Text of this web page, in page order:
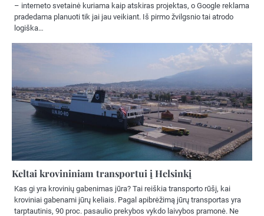
– interneto svetainė kuriama kaip atskiras projektas, o Google reklama
pradedama planuoti tik jai jau veikiant. Iš pirmo žvilgsnio tai atrodo
logiška…
Keltai krovininiam transportui į Helsinkį
Kas gi yra krovinių gabenimas jūra? Tai reiškia transporto rūšį, kai
kroviniai gabenami jūrų keliais. Pagal apibrėžimą jūrų transportas yra
tarptautinis, 90 proc. pasaulio prekybos vykdo laivybos pramonė. Ne